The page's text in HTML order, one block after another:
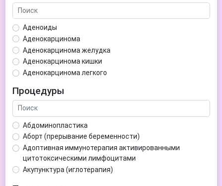
Аденоиды
Аденокарцинома
Аденокарцинома желудка
Аденокарцинома кишки
Аденокарцинома легкого
Аденома гипофиза
Аденома простаты
Аденома щитовидной железы
Аденомиоз
Адентия
Азооспермия
Акне (угри)
Алкоголизм
Процедуры
Абдоминопластика
Аборт (прерывание беременности)
Адоптивная иммунотерапия активированными
цитотоксическими лимфоцитами
Акупунктура (иглотерапия)